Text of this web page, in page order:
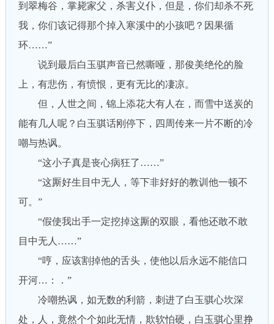
到翠梅谷，掌毙家父，杀害义仆，但是，你们却杀不死
我，你们该记得那个掉入寒溪中的小孩吧？因果循
环……”
说到最后白玉骐声音已然嘶哑，那俊美绝伦的脸
上，有悲伤，有愤恨，更有无比的凄凉。
但，人世之间，锦上添花大有人在，而雪中送炭的
能有几人呢？白玉骐话刚停下，四周传来一片不断的冷
嘲与热讽。
“这小子真是丧心病狂了……”
“这厮好生目中无人，等下非好好的教训他一顿不
可。”
“假使我出手一定挖掉这厮的双眼，看他还敢不敢
目中无人……”
“哼，应该割掉他的舌头，使他以后永远不能信口
开河…：．”
冷嘲热讽，如无数的利箭，刺进了白玉骐心坎深
处，人，竟然个个如此无情，欺软怕硬，白玉骐心里挣